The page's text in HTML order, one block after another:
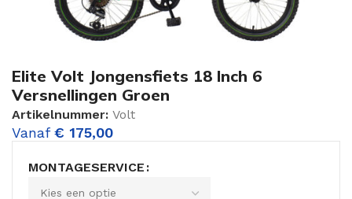
Elite Volt Jongensfiets 18 Inch 6
Versnellingen Groen
Artikelnummer: Volt
Vanaf € 175,00
MONTAGESERVICE